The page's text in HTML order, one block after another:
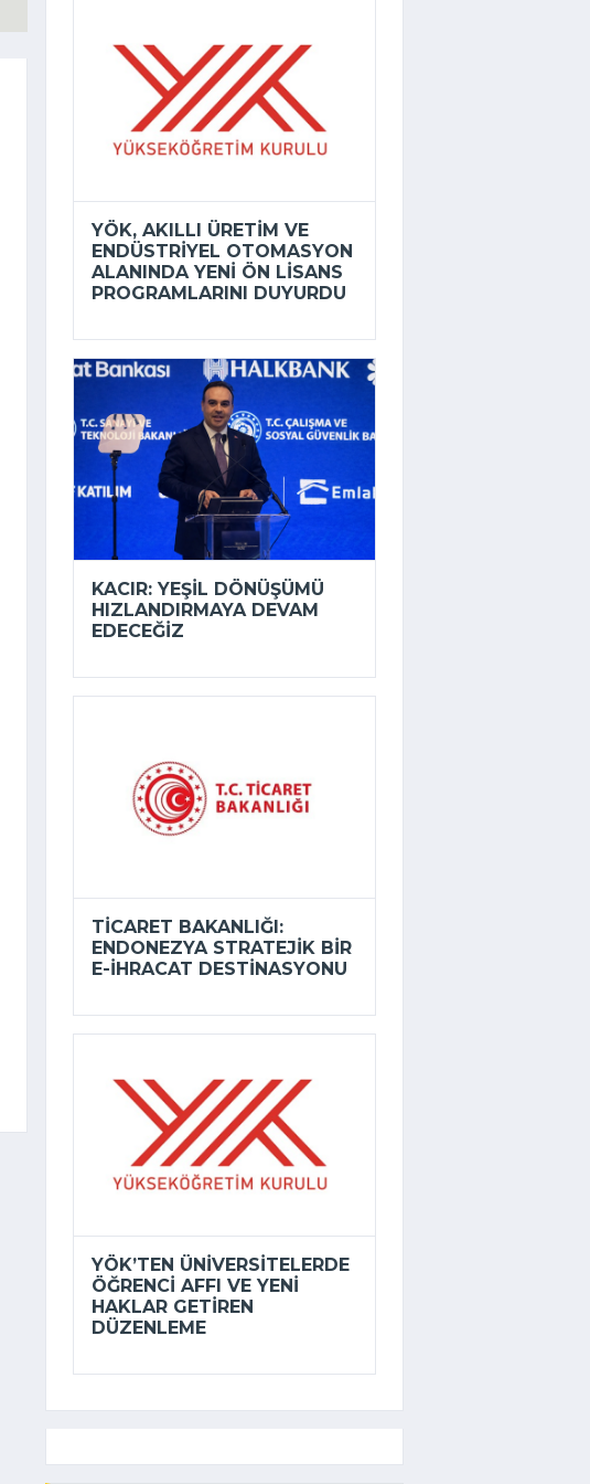
YÖK, AKILLI ÜRETIM VE
ENDÜSTRIYEL OTOMASYON
ALANINDA YENI ÖN LISANS
PROGRAMLARINI DUYURDU
KACIR: YEŞIL DÖNÜŞÜMÜ
HIZLANDIRMAYA DEVAM
EDECEĞIZ
TICARET BAKANLIĞI:
ENDONEZYA STRATEJIK BIR
E-İHRACAT DESTINASYONU
YÖK’TEN ÜNIVERSITELERDE
ÖĞRENCI AFFI VE YENI
HAKLAR GETIREN
DÜZENLEME